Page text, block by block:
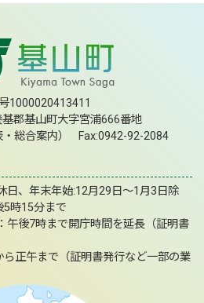
1000020413411
郡基山町大字宮浦666番地
・総合案内） Fax:0942-92-2084
日、年末年始:12月29日～1月3日除
5時15分まで
午後7時まで開庁時間を延長（証明書
正午まで（証明書発行など一部の業